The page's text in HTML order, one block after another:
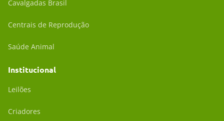
Cavalgadas Brasil
Centrais de Reprodução
Saúde Animal
Institucional
Leilões
Criadores